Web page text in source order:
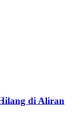
di Aliran